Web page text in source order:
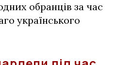
обранців за час
українського